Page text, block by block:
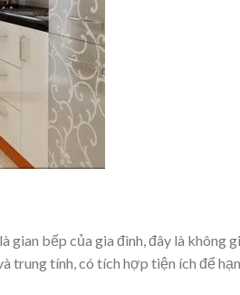
gian bếp của gia đình, đây là không
trung tính, có tích hợp tiện ích để hạn